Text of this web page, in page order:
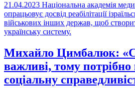
21.04.2023 Національна академія
опрацьовує досвід реабілітації
військових інших держав, щоб
українську систему.
Михайло Цимбалюк:
важливі, тому
соціальну